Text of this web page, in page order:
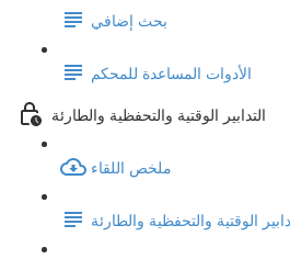
بحث إضافي
الأدوات المساعدة للمحكم
التدابير الوقتية والتحفظية والطارئة
ملخص اللقاء
الوقتية والتحفظية والطارئة